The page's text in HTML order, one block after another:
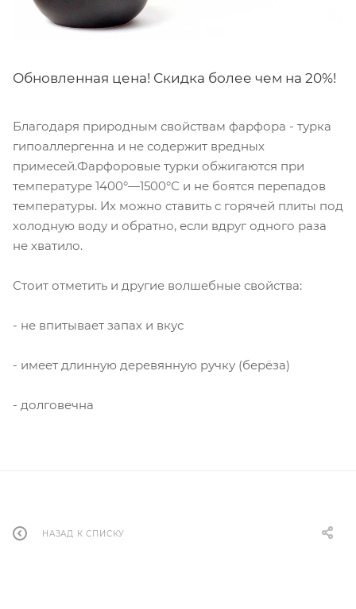
Обновленная цена! Скидка более чем на 20%!
Благодаря природным свойствам фарфора - турка
гипоаллергенна и не содержит вредных
примесей.Фарфоровые турки обжигаются при
температуре 1400°—1500°С и не боятся перепадов
температуры. Их можно ставить с горячей плиты под
холодную воду и обратно, если вдруг одного раза
не хватило.
Стоит отметить и другие волшебные свойства:
- не впитывает запах и вкус
- имеет длинную деревянную ручку (берёза)
- долговечна
НАЗАД К СПИСКУ